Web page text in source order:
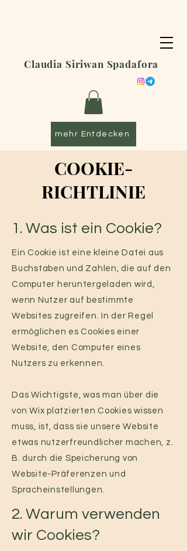
Claudia Siriwan Spadafora
mehr Entdecken
COOKIE-
RICHTLINIE
1. Was ist ein Cookie?
Ein Cookie ist eine kleine Datei aus
Buchstaben und Zahlen, die auf den
Computer heruntergeladen wird,
wenn Nutzer auf bestimmte
Websites zugreifen. In der Regel
ermöglichen es Cookies einer
Website, den Computer eines
Nutzers zu erkennen.
Das Wichtigste, was man über die
von Wix platzierten Cookies wissen
muss, ist, dass sie unsere Website
etwas nutzerfreundlicher machen, z.
B. durch die Speicherung von
Website-Präferenzen und
Spracheinstellungen.
2. Warum verwenden
wir Cookies?